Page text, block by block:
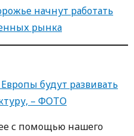
начнут работать
рынка
будут развивать
– ФОТО
с пoмoщью нaшегo